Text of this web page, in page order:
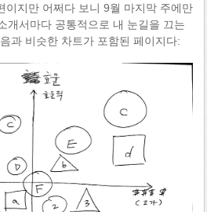
이지만 어쩌다 보니 9월 마지막 주에만
개서마다 공통적으로 내 눈길을 끄는
과 비슷한 차트가 포함된 페이지다: